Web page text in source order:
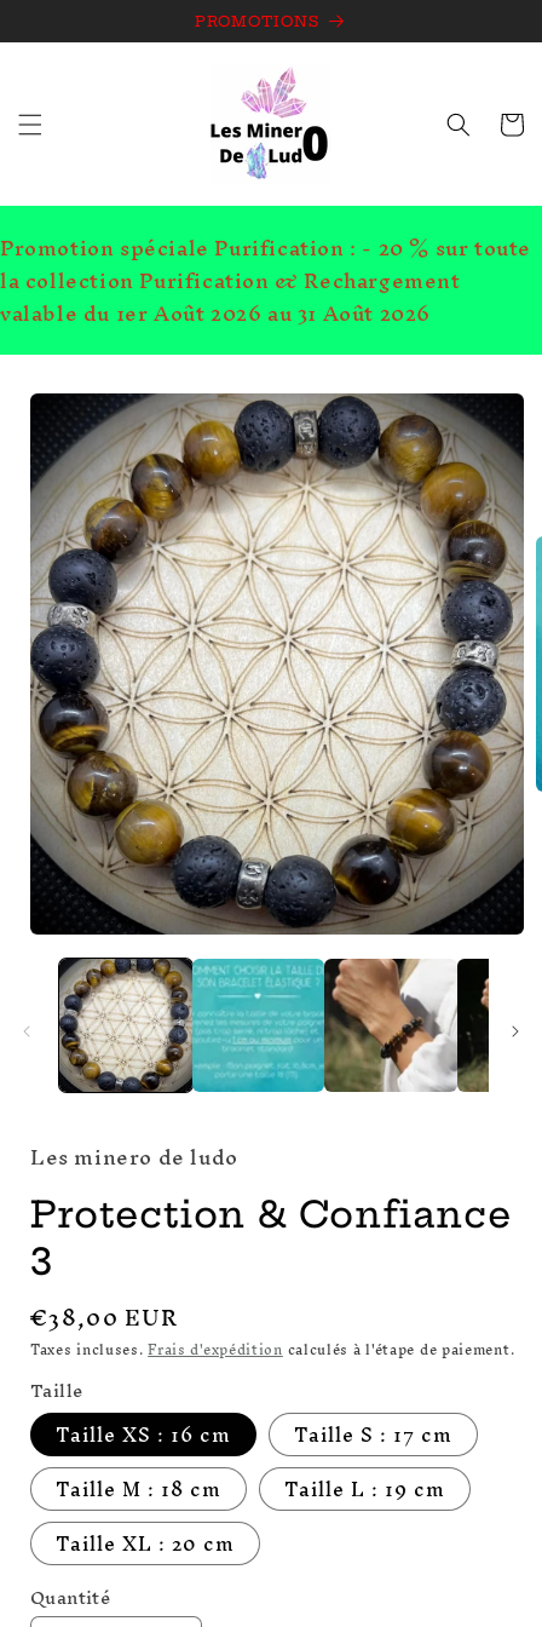
au
PROMOTIONS
Panier
Promotion spéciale Purification : - 20 % sur toute
la collection Purification & Rechargement
valable du 1er Août 2026 au 31 Août 2026
Passer aux
informations
produits
Les minero de ludo
Protection & Confiance
3
Prix
habituel
€38,00 EUR
Taxes incluses.Frais d'expéditioncalculés à l'étape de paiement.
Taille
Taille XS : 16 cm
Taille S : 17 cm
Taille M : 18 cm
Taille L : 19 cm
Taille XL : 20 cm
Quantité